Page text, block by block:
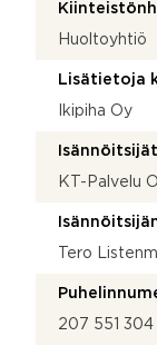
Huoltoyhtiö
Lisätietoja
Ikipiha Oy
KT-Palvelu
Tero
207 551 304